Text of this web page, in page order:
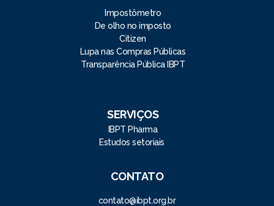
Impostômetro
De olho no imposto
Citizen
Lupa nas Compras Públicas
Transparência Pública IBPT
SERVIÇOS
IBPT Pharma
Estudos setoriais
CONTATO
contato@ibpt.org.br